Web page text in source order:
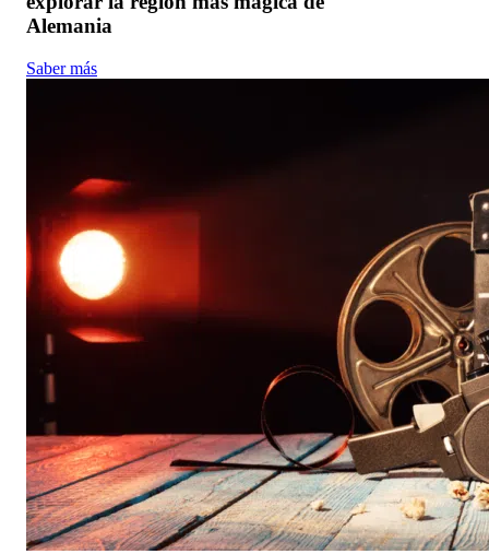
Alemania
Saber más